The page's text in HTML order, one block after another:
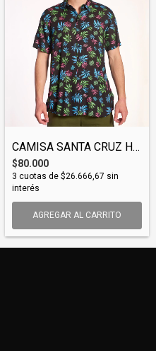
CAMISA SANTA CRUZ HAWAI (SHISC001)
$80.000
3 cuotas de $26.666,67 sin
interés
AGREGAR AL CARRITO